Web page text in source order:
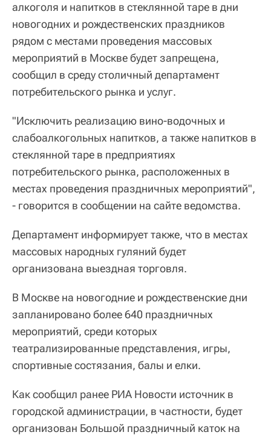
алкоголя и напитков в стеклянной таре в дни
новогодних и рождественских праздников
рядом с местами проведения массовых
мероприятий в Москве будет запрещена,
сообщил в среду столичный департамент
потребительского рынка и услуг.
"Исключить реализацию вино-водочных и
слабоалкогольных напитков, а также напитков в
стеклянной таре в предприятиях
потребительского рынка, расположенных в
местах проведения праздничных мероприятий",
- говорится в сообщении на сайте ведомства.
Департамент информирует также, что в местах
массовых народных гуляний будет
организована выездная торговля.
В Москве на новогодние и рождественские дни
запланировано более 640 праздничных
мероприятий, среди которых
театрализированные представления, игры,
спортивные состязания, балы и елки.
Как сообщил ранее РИА Новости источник в
городской администрации, в частности, будет
организован Большой праздничный каток на